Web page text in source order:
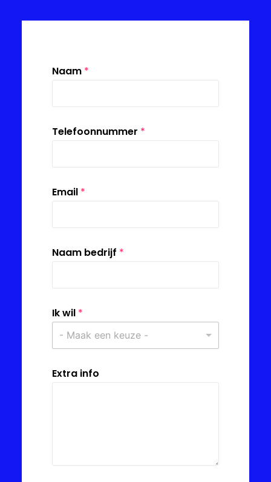
Naam *
Telefoonnummer *
Email *
Naam bedrijf *
Ik wil *
- Maak een keuze -
Extra info